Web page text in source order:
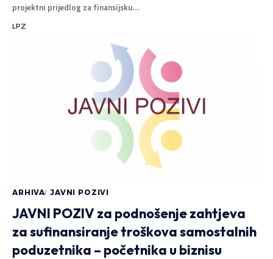
projektni prijedlog za finansijsku…
LPZ
ARHIVA JAVNI POZIVI
JAVNI POZIV za podnošenje zahtjeva
za sufinansiranje troškova samostalnih
poduzetnika – početnika u biznisu